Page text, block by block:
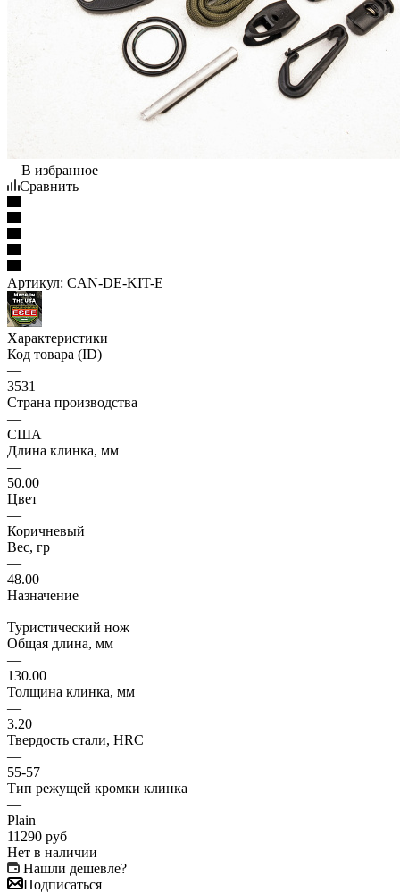
В избранное
Сравнить
Артикул: CAN-DE-KIT-E
Характеристики
Код товара (ID)
—
3531
Страна производства
—
США
Длина клинка, мм
—
50.00
Цвет
—
Коричневый
Вес, гр
—
48.00
Назначение
—
Туристический нож
Общая длина, мм
—
130.00
Толщина клинка, мм
—
3.20
Твердость стали, HRC
—
55-57
Тип режущей кромки клинка
—
Plain
11290 руб
Нет в наличии
Нашли дешевле?
Подписаться